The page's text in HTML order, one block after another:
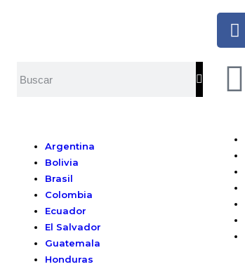
Argentina
Bolivia
Brasil
Colombia
Ecuador
El Salvador
Guatemala
Honduras